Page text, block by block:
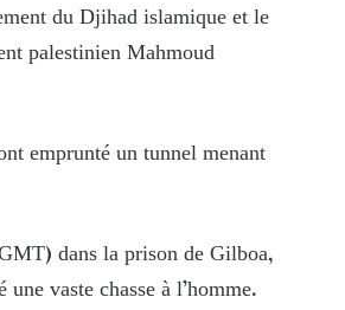
du Djihad islamique et le
palestinien Mahmoud
emprunté un tunnel menant
dans la prison de Gilboa,
une vaste chasse à l’homme.